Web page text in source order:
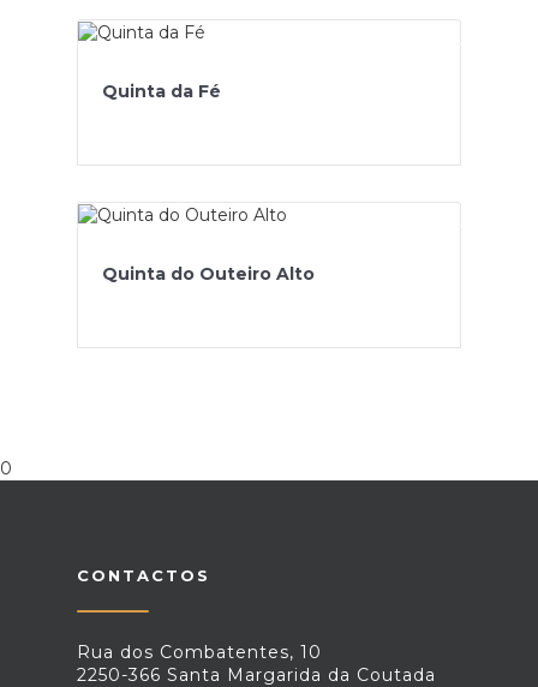
Quinta da Fé
Quinta do Outeiro Alto
0
CONTACTOS
Rua dos Combatentes, 10
2250-366 Santa Margarida da Coutada